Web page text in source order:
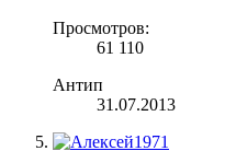
Просмотров:
61 110
Антип
31.07.2013